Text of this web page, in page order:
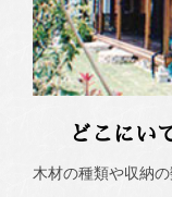
どこにい
木材の種類や収納